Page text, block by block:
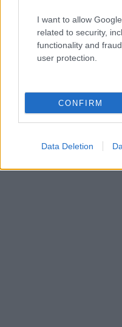
I want to allow
related to security,
functionality and
user protection.
CONFIRM
Data Deletion
που προσελκύει τους
και το γαλανόλευκο